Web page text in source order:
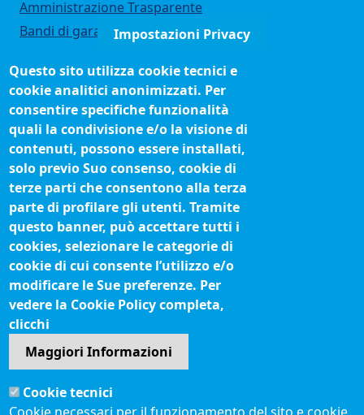
Amministrazione Trasparente
Bandi di gara
Concorsi e selezioni
Organigramma
Procedimenti (come fare per)
Siti tematici
Biblioteca camerale
Fatturazione elettronica
IBAN pagamenti alla CCIAA
Questionari soddisfazione utenti
Seguici su
Sito web
Accesso riservato
Impostazioni Privacy
Questo sito utilizza cookie tecnici e
cookie analitici anonimizzati. Per
consentire specifiche funzionalità
quali la condivisione e/o la visione di
contenuti, possono essere installati,
solo previo Suo consenso, cookie di
terze parti che consentono alla terza
parte di profilare gli utenti. Tramite
questo banner, può accettare tutti i
cookies, selezionare le categorie di
cookie di cui consente l’utilizzo e/o
modificare le Sue preferenze. Per
vedere la Cookie Policy completa,
clicchi
Maggiori Informazioni
Cookie tecnici